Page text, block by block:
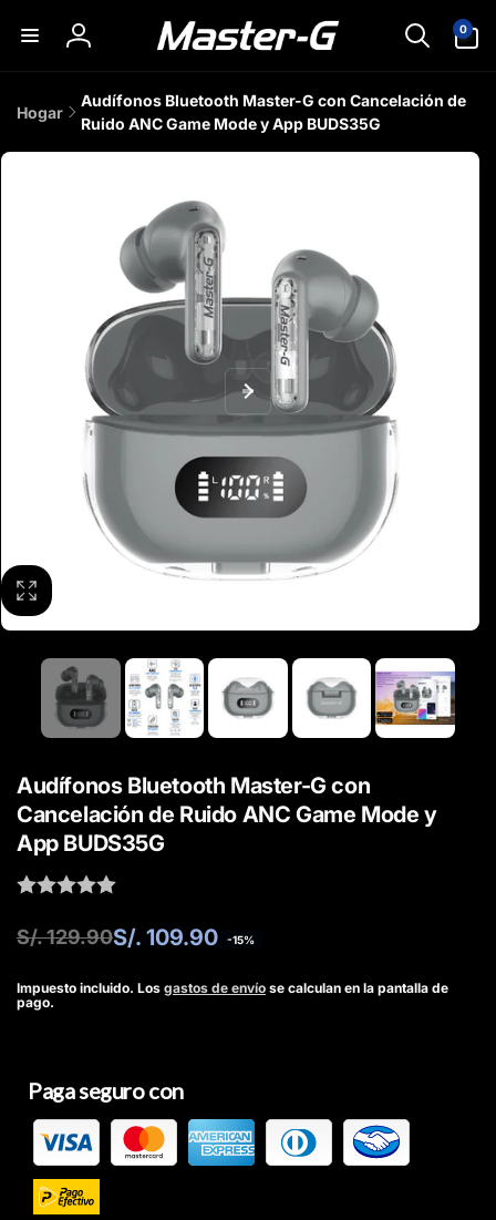
contenidoIniciar
0
artículos
Hogar
Audífonos Bluetooth Master-G con Cancelación de
Ruido ANC Game Mode y App BUDS35G
Audífonos Bluetooth Master-G con
Cancelación de Ruido ANC Game Mode y
App BUDS35G
Precio
S/. 129.90
Precio
oferta
S/. 109.90 -15%
Impuesto incluido. Los gastos de envío se calculan en la pantalla de
pago.
Paga seguro con